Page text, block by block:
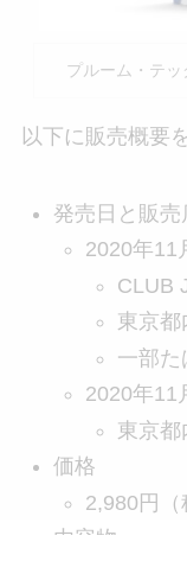
プルーム・テ
以下に販売概要
発売日と販売
2020年11
CLUB
東京都
一部た
2020年11
東京都
価格
2,980円（
内容物